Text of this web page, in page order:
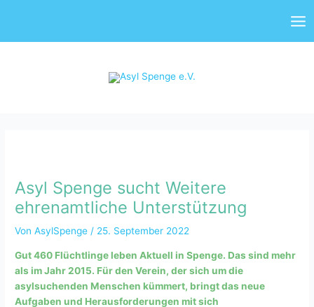
Asyl Spenge sucht Weitere
ehrenamtliche Unterstützung
VonAsylSpenge/ 25. September 2022
Gut 460 Flüchtlinge leben Aktuell in Spenge. Das sind mehr
als im Jahr 2015. Für den Verein, der sich um die
asylsuchenden Menschen kümmert, bringt das neue
Aufgaben und Herausforderungen mit sich